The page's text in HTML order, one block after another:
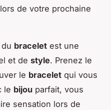
de votre prochaine
bracelet est une
et de style. Prenez le
le bracelet qui vous
le bijou parfait, vous
sensation lors de